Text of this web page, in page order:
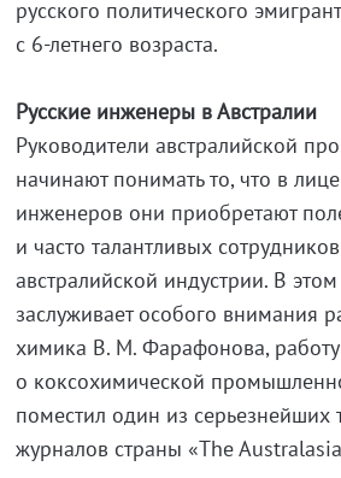
русского политического
с 6-летнего возраста.
Русские инженеры в Австралии
Руководители австралийской
начинают понимать то, что в
инженеров они приобретают
и часто талантливых
австралийской индустрии. В
заслуживает особого внимания
химика В. М. Фарафонова, работу
о коксохимической
поместил один из серьезнейших
журналов страны «The